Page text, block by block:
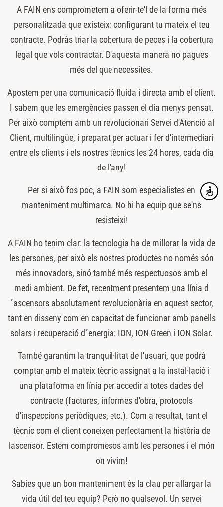
A FAIN ens comprometem a oferir-te'l de la forma més
personalitzada que existeix: configurant tu mateix el teu
contracte. Podràs triar la cobertura de peces i la cobertura
legal que vols contractar. D'aquesta manera no pagues
més del que necessites.
Apostem per una comunicació fluida i directa amb el client.
I sabem que les emergències passen el dia menys pensat.
Per això comptem amb un revolucionari Servei d'Atenció al
Client, multilingüe, i preparat per actuar i fer d'intermediari
entre els clients i els nostres tècnics les 24 hores, cada dia
de l'any!
Per si això fos poc, a FAIN som especialistes en
manteniment multimarca. No hi ha equip que se'ns
resisteixi!
A FAIN ho tenim clar: la tecnologia ha de millorar la vida de
les persones, per això els nostres productes no només són
més innovadors, sinó també més respectuosos amb el
medi ambient. De fet, recentment presentem una línia d
´ascensors absolutament revolucionària en aquest sector,
tant en disseny com en capacitat de funcionar amb panells
solars i recuperació d´energia: ION, ION Green i ION Solar.
També garantim la tranquil·litat de l'usuari, que podrà
comptar amb el mateix tècnic assignat a la instal·lació i
una plataforma en línia per accedir a totes dades del
contracte (factures, informes d'obra, protocols
d'inspeccions periòdiques, etc.). Com a resultat, tant el
tècnic com el client coneixen perfectament la història de
lascensor. Estem compromesos amb les persones i el món
on vivim!
Sabies que un bon manteniment és la clau per allargar la
vida útil del teu equip? Però no qualsevol. Un servei